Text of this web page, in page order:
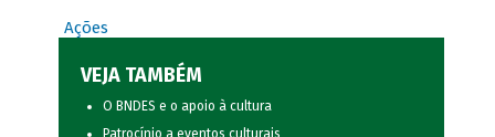
Ações
VEJA TAMBÉM
O BNDES e o apoio à cultura